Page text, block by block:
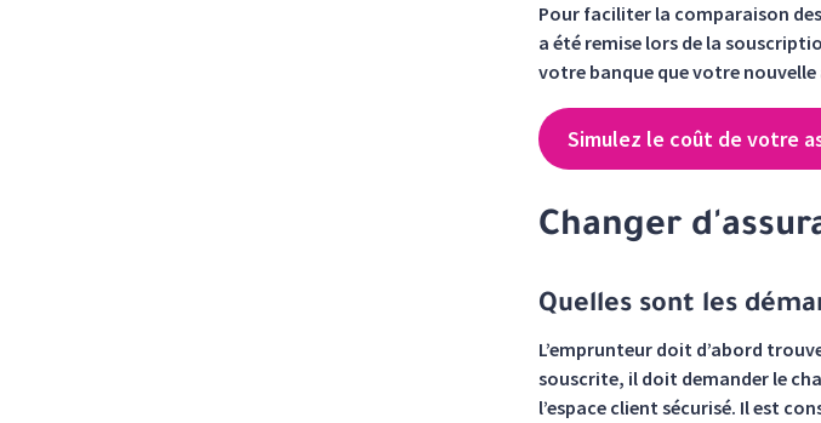
Pour faciliter la comparaison
a été remise lors de la
votre banque que votre
Simulez le coût de votre
Changer
Quelles sont les
L’emprunteur doit d’abord
souscrite, il doit demander le
l’espace client sécurisé. Il est